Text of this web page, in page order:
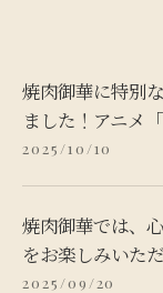
焼肉御華に特別
ました！アニメ
2025/10/10
焼肉御華では、
をお楽しみいた
2025/09/20